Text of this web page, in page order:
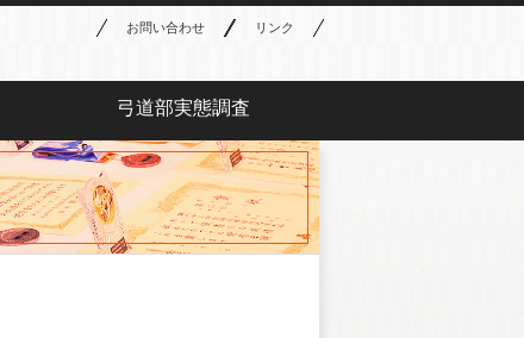
お問い合わせ リンク
弓道部実態調査